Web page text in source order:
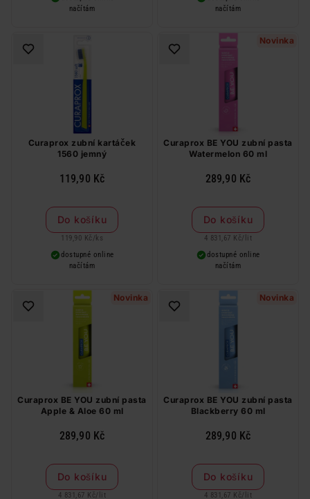
načítám
načítám
Curaprox zubní kartáček
1560 jemný
119,90 Kč
Do košíku
119,90 Kč / ks
dostupné online
načítám
Novinka
Curaprox BE YOU zubní pasta
Watermelon 60 ml
289,90 Kč
Do košíku
4 831,67 Kč/ lit
dostupné online
načítám
Novinka
Curaprox BE YOU zubní pasta
Apple & Aloe 60 ml
289,90 Kč
Do košíku
4 831,67 Kč/ lit
Novinka
Curaprox BE YOU zubní pasta
Blackberry 60 ml
289,90 Kč
Do košíku
4 831,67 Kč/ lit